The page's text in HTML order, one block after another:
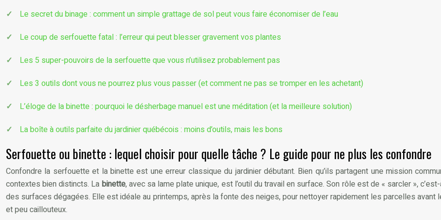
Le secret du binage : comment un simple grattage de sol peut vous faire économiser de l’eau
Le coup de serfouette fatal : l’erreur qui peut blesser gravement vos plantes
Les 5 super-pouvoirs de la serfouette que vous n’utilisez probablement pas
Les 3 outils dont vous ne pourrez plus vous passer (et comment ne pas se tromper en les achetant)
L’éloge de la binette : pourquoi le désherbage manuel est une méditation (et la meilleure solution)
La boîte à outils parfaite du jardinier québécois : moins d’outils, mais les bons
Serfouette ou binette : lequel choisir pour quelle tâche ? Le guide pour ne plus les confondre
Confondre la serfouette et la binette est une erreur classique du jardinier débutant. Bien qu’ils partagent une mission
contextes bien distincts. La binette, avec sa lame plate unique, est l’outil du travail en surface. Son rôle est de « sarcler »,
des surfaces dégagées. Elle est idéale au printemps, après la fonte des neiges, pour nettoyer rapidement les parcelles
et peu caillouteux.